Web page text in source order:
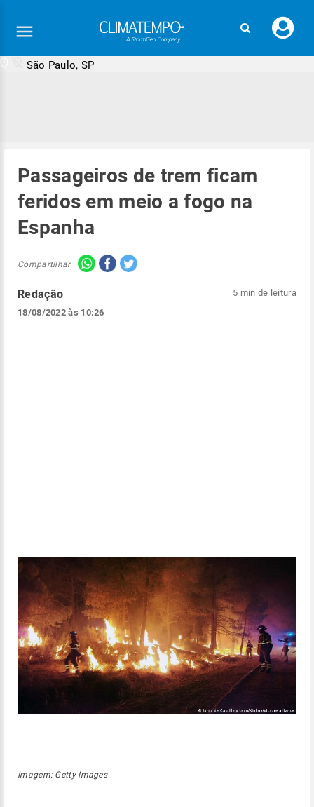
seu
São Paulo, SP
Passageiros de trem ficam
feridos em meio a fogo na
Espanha
Compartilhar
Redação
18/08/2022 às 10:26
5 min de leitura
Imagem: Getty Images